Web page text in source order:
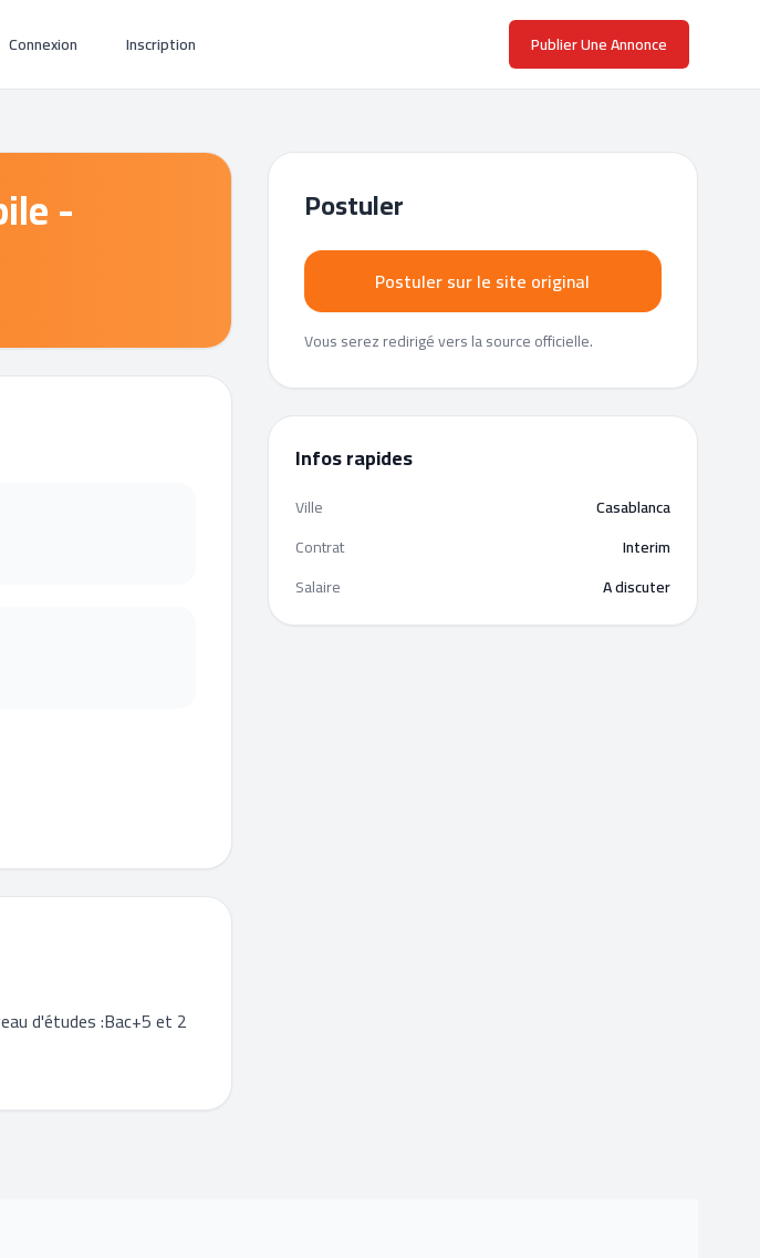
Connexion Inscription Publier Une Annonce
-
d'études :Bac+5 et 2
Postuler
Postuler sur le site original
Vous serez redirigé vers la source officielle.
Infos rapides
Ville
Casablanca
Contrat
Interim
Salaire
A discuter